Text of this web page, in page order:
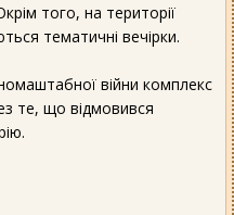
того, на території
тематичні вечірки.
війни комплекс
те, що відмовився